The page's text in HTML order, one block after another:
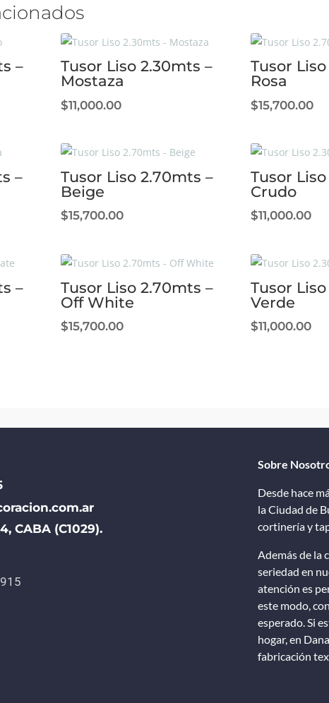
–
Tusor Liso 2.30mts –
Mostaza
$11,000.00
Tusor
Rosa
$15,700.00
–
Tusor Liso 2.70mts –
Beige
$15,700.00
Tusor
Crudo
$11,000.00
–
Tusor Liso 2.70mts –
Off White
$15,700.00
Tusor
Verde
$11,000.00
CABA (C1029).
Sobre
Desde hace
la Ciudad de
cortinería y
Además de la
seriedad en
atención es
este modo,
esperado. Si
hogar, en
fabricación